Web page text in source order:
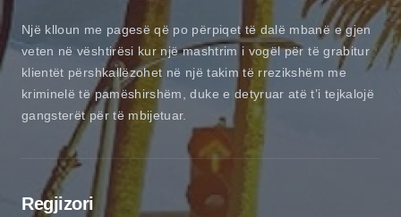
Një klloun me pagesë që po përpiqet të dalë mbanë e gjen
veten në vështirësi kur një mashtrim i vogël për të grabitur
klientët përshkallëzohet në një takim të rrezikshëm me
kriminelë të pamëshirshëm, duke e detyruar atë t’i tejkalojë
gangsterët për të mbijetuar.
Regjizori